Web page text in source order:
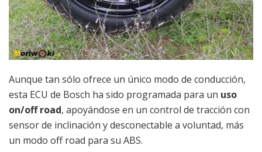
Aunque tan sólo ofrece un único modo de conducción,
esta ECU de Bosch ha sido programada para un uso
on/off road, apoyándose en un control de tracción con
sensor de inclinación y desconectable a voluntad, más
un modo off road para su ABS.